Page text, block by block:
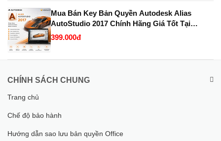
Mua Bán Key Bản Quyền Autodesk Alias
AutoStudio 2017 Chính Hãng Giá Tốt Tại
KeyBanQuyen.VN
399.000đ
CHÍNH SÁCH CHUNG
Trang chủ
Chế độ bảo hành
Hướng dẫn sao lưu bản quyền Office